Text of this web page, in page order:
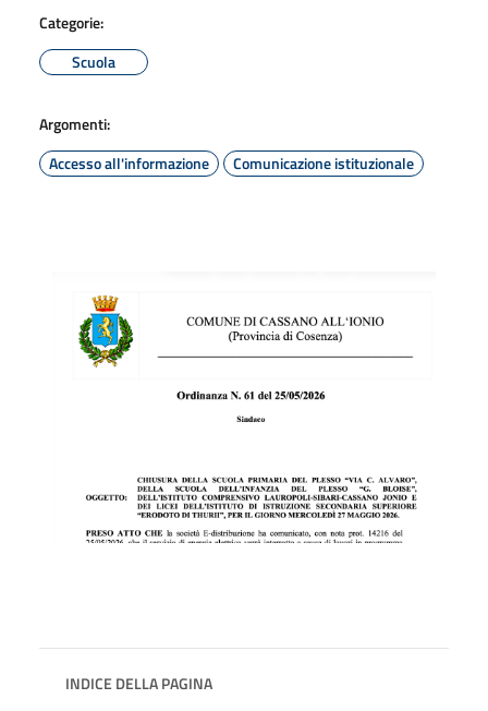
Categorie:
Scuola
Argomenti:
Accesso all'informazione
Comunicazione istituzionale
INDICE DELLA PAGINA